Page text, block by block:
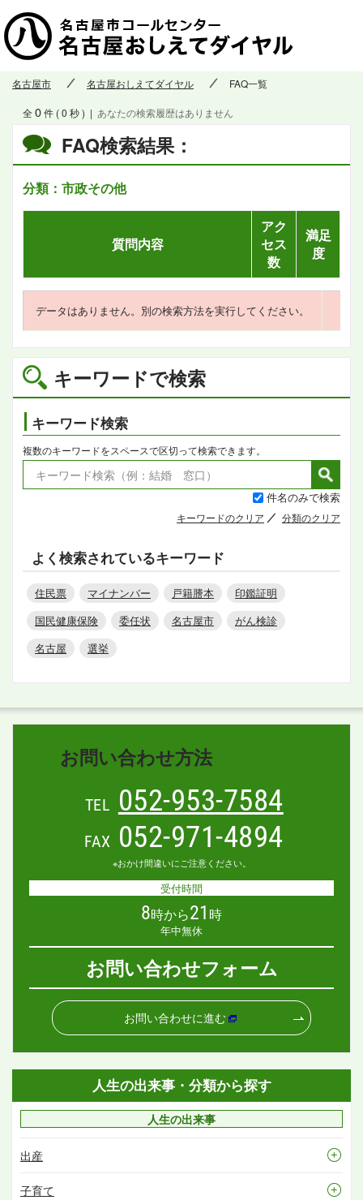
名古屋市 名古屋おしえてダイヤル FAQ一覧
キーワードで検索
キーワード検索
複数のキーワードをスペースで区切って検索できます。
件名のみで検索
キーワードのクリア 分類のクリア
よく検索されているキーワード
住民票 マイナンバー 戸籍謄本
印鑑証明
国民健康保険
委任状 名古屋市
がん検診
名古屋
選挙
FAQ検索結果：
分類：市政その他
全0件 ( 0 秒 ) | あなたの検索履歴はありません
質問内容
アク
セス
数
満足
度
データはありません。別の検索方法を実行してください。
お問い合わせ方法
TEL 052-953-7584
FAX 052-971-4894
※おかけ間違いにご注意ください。
受付時間
8時から21 時
年中無休
お問い合わせフォーム
お問い合わせに進む
人生の出来事・分類から探す
人生の出来事
出産
子育て